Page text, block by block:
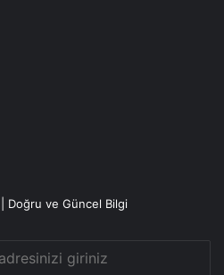
Doğru ve Güncel Bilgi